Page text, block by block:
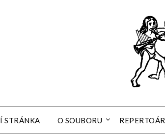
STRÁNKA O SOUBORU REPERTOÁR